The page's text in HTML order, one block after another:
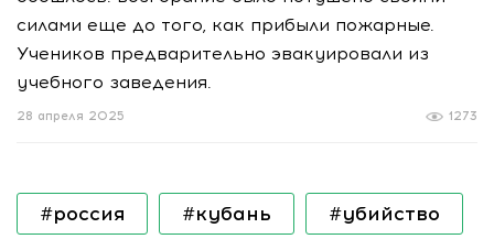
силами еще до того, как прибыли пожарные.
Учеников предварительно эвакуировали из
учебного заведения.
1273
28 апреля 2025
#россия #кубань #убийство